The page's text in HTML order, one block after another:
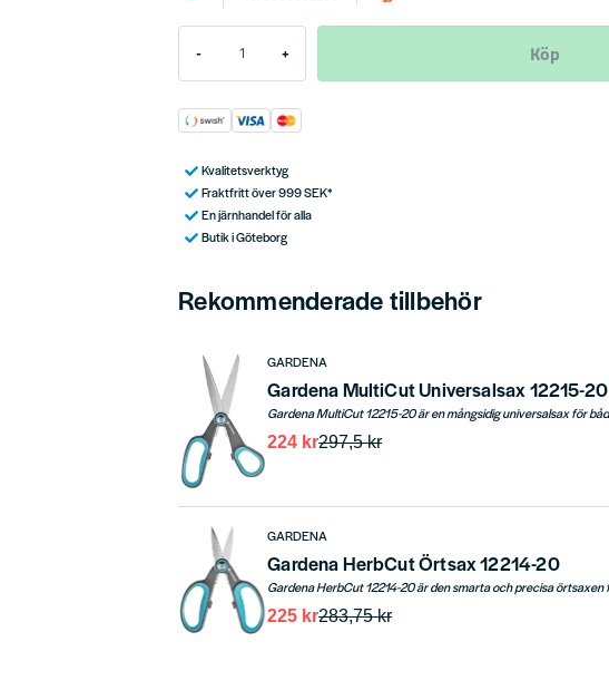
- + Köp
Kvalitetsverktyg
Fraktfritt över 999 SEK*
En järnhandel för alla
Butik i Göteborg
Rekommenderade tillbehör
GARDENA
Gardena MultiCut Universalsax 12215-20
297,5 kr
224 kr
GARDENA
Gardena HerbCut Örtsax 12214-20
283,75 kr
225 kr